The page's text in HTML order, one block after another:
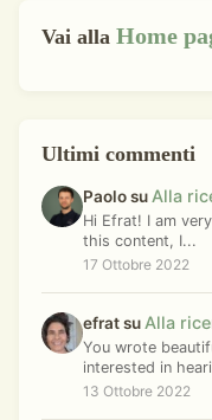
Vai allaHome
Ultimi commenti
Paolo su Alla
Hi Efrat! I am
this content, I...
17 Ottobre 2022
efrat su Alla
You wrote
interested in
13 Ottobre 2022